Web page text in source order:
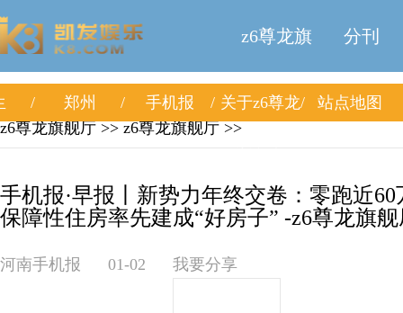
z6尊龙旗
舰厅
分刊
郑州 手机报 关于z6尊龙
站点地图
z6尊龙旗舰厅 >> z6尊龙旗舰厅 >>
手机报·早报丨新势力年终交卷：零跑近
保障性住房率先建成“好房子” -z6尊龙旗
河南手机报 01-02 我要分享